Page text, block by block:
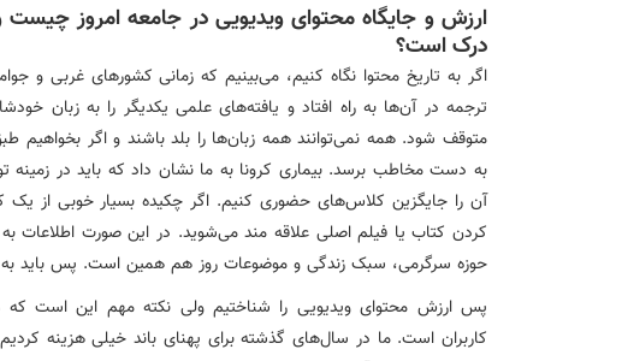
ارزش و جایگاه محتوای ویدیویی در جامعه امروز
درک است؟
اگر به تاریخ محتوا نگاه کنیم، می‌بینیم که زمانی کشورهای غربی و
ترجمه در آن‌ها به راه افتاد و یافته‌های علمی یکدیگر را به زبان
متوقف شود. همه نمی‌توانند همه زبان‌ها را بلد باشند و اگر بخواهیم
به دست مخاطب برسد. بیماری کرونا به ما نشان داد که باید در زمینه
آن را جایگزین کلاس‌های حضوری کنیم. اگر چکیده بسیار خوبی از یک
کردن کتاب یا فیلم اصلی علاقه مند می‌شوید. در این صورت اطلاعات
حوزه سرگرمی، سبک زندگی و موضوعات روز هم همین است. پس باید به
پس ارزش محتوای ویدیویی را شناختیم ولی نکته مهم این است که
کاربران است. ما در سال‌های گذشته برای پهنای باند خیلی هزینه